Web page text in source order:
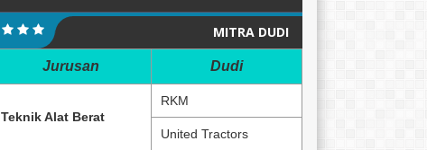
MITRA DUDI
Jurusan Dudi
Teknik Alat Berat
RKM
United Tractors